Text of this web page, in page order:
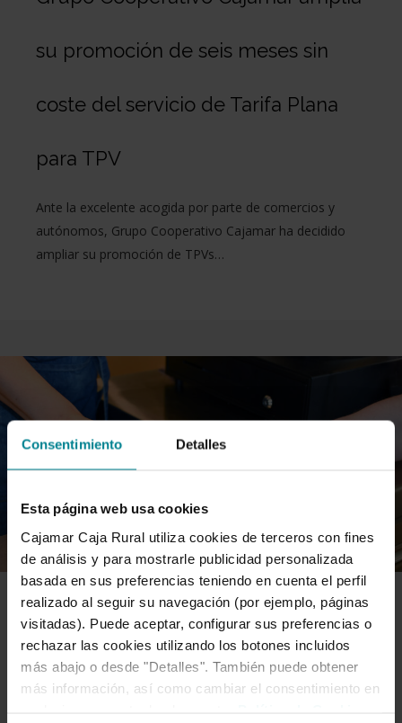
Consentimiento Detalles
Esta página web usa cookies
Cajamar Caja Rural utiliza cookies de terceros con fines
de análisis y para mostrarle publicidad personalizada
basada en sus preferencias teniendo en cuenta el perfil
realizado al seguir su navegación (por ejemplo, páginas
visitadas). Puede aceptar, configurar sus preferencias o
rechazar las cookies utilizando los botones incluidos
más abajo o desde "Detalles". También puede obtener
más información, así como cambiar el consentimiento en
su promoción de seis meses sin
coste del servicio de Tarifa Plana
para TPV
Ante la excelente acogida por parte de comercios y
autónomos, Grupo Cooperativo Cajamar ha decidido
ampliar su promoción de TPVs…
SERVICIOS
Grupo Cooperativo Cajamar lanza